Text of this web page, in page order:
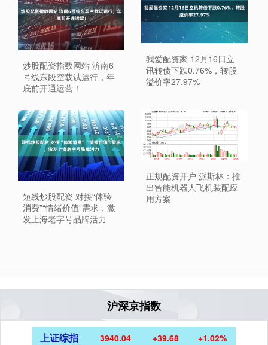
炒股配资指数网站 济南6
号线东段空载试运行，年
底前开通运营！
我爱配资家 12月16日立
讯转债下跌0.76%，转股
溢价率27.97%
短线炒股配资 对接“体验
消费”“情绪价值”需求，激
发上海老字号品牌活力
正规配资开户 派斯林：推
出智能机器人飞机装配应
用方案
沪深京指数
上证综指 3940.04 +39.68 +1.02%